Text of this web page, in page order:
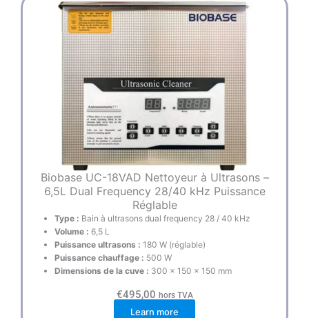
a
l
é
t
a
i
t
:
€
0
,
0
0
.
l
e
s
t
:
€
2
9
7
,
0
0
.
Biobase UC-18VAD Nettoyeur à Ultrasons –
6,5L Dual Frequency 28/40 kHz Puissance
Réglable
Type : Bain à ultrasons dual frequency 28 / 40 kHz
Volume : 6,5 L
Puissance ultrasons : 180 W (réglable)
Puissance chauffage : 500 W
Dimensions de la cuve : 300 × 150 × 150 mm
€495,00 hors TVA
Learn more